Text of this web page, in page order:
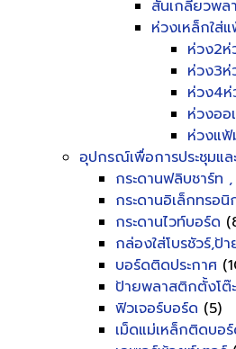
สันเกลียวพล
ห่วงเหล็กใส่
ห่วง2ห่
ห่วง3ห่
ห่วง4ห่
ห่วงออ
ห่วงแ
อุปกรณ์เพื่อการประชุมแล
กระดานฟลิบชาร์ท
กระดานอิเล็กทรอ
กระดานไวท์บอร์ด
กล่องใส่โบรชัวร์,ป้
บอร์ดติดประกาศ
ป้ายพลาสติกตั้งโต๊ะ
ฟิวเจอร์บอร์ด (5)
เม็ดแม่เหล็กติดบ